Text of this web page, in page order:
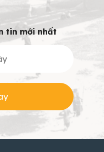
tin mới nhất